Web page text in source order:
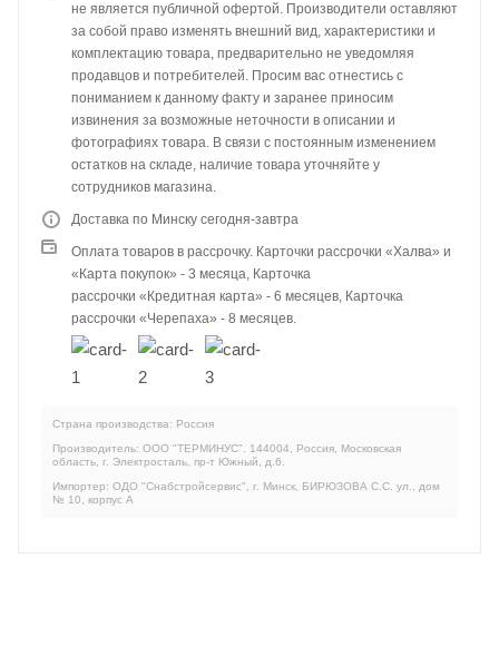
не является публичной офертой. Производители оставляют
за собой право изменять внешний вид, характеристики и
комплектацию товара, предварительно не уведомляя
продавцов и потребителей. Просим вас отнестись с
пониманием к данному факту и заранее приносим
извинения за возможные неточности в описании и
фотографиях товара. В связи с постоянным изменением
остатков на складе, наличие товара уточняйте у
сотрудников магазина.
Доставка по Минску сегодня-завтра
Оплата товаров в рассрочку. Карточки рассрочки «Халва» и
«Карта покупок» - 3 месяца, Карточка
рассрочки «Кредитная карта» - 6 месяцев, Карточка
рассрочки «Черепаха» - 8 месяцев.
Страна производства: Россия
Производитель: ООО "ТЕРМИНУС". 144004, Россия, Московская
область, г. Электросталь, пр-т Южный, д.6.
Импортер: ОДО "Снабстройсервис", г. Минск, БИРЮЗОВА С.С. ул., дом
№ 10, корпус А